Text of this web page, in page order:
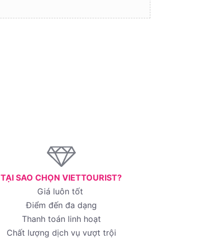
TẠI SAO CHỌN VIETTOURIST?
Giá luôn tốt
Điểm đến đa dạng
Thanh toán linh hoạt
Chất lượng dịch vụ vượt trội